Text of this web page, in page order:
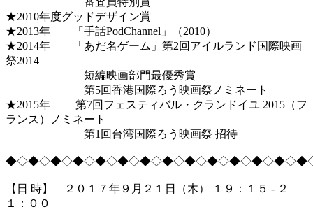
★2010年度グッドデザイン賞
★2013年 「手話PodChannel」（2010）
★2014年 「あだ名ゲーム」第2回アイルランド国際映画
祭2014
短編映画部門最優秀賞
第5回香港国際ろう映画祭ノミネート
★2015年 第7回フェスティバル・クランドイユ 2015（フ
ランス）ノミネート
第1回台湾国際ろう映画祭 招待
【日 時】 ２０１７年９月２１日（木） １９：１５ ‐ ２
１：００